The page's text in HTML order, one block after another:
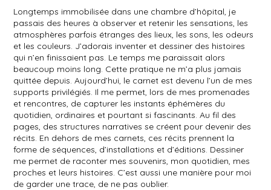
Longtemps immobilisée dans une chambre d’hôpital, je
passais des heures à observer et retenir les sensations, les
atmosphères parfois étranges des lieux, les sons, les odeurs
et les couleurs. J’adorais inventer et dessiner des histoires
qui n’en finissaient pas. Le temps me paraissait alors
beaucoup moins long. Cette pratique ne m’a plus jamais
quittée depuis. Aujourd’hui, le carnet est devenu l’un de mes
supports privilégiés. Il me permet, lors de mes promenades
et rencontres, de capturer les instants éphémères du
quotidien, ordinaires et pourtant si fascinants. Au fil des
pages, des structures narratives se créent pour devenir des
récits. En dehors de mes carnets, ces récits prennent la
forme de séquences, d’installations et d’éditions. Dessiner
me permet de raconter mes souvenirs, mon quotidien, mes
proches et leurs histoires. C’est aussi une manière pour moi
de garder une trace, de ne pas oublier.